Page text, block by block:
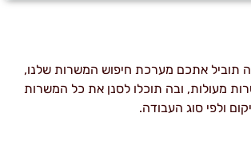
תוביל אתכם מערכת חיפוש המשרות שלנו,
מעולות, ובה תוכלו לסנן את כל המשרות
ולפי סוג העבודה.